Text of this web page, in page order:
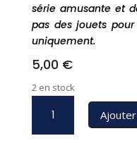
série amusante et
pas des jouets
uniquement.
5,00 €
2 en stock
DISNEY